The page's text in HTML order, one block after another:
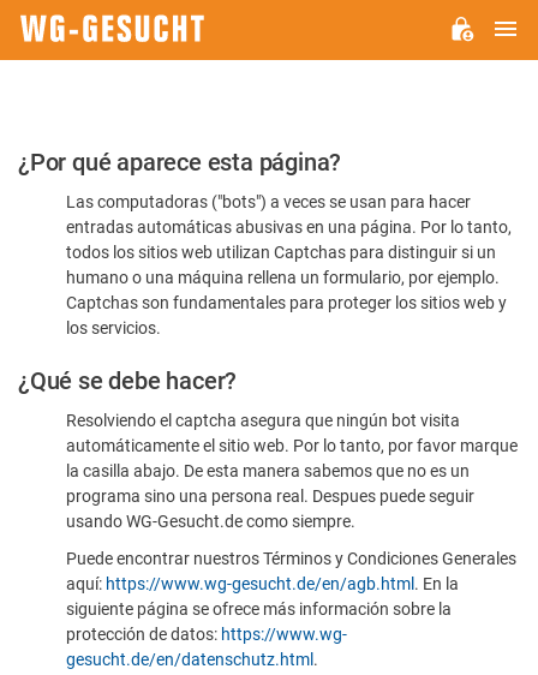
Por
favor,
confirme
humano
¿Por qué aparece esta página?
Las computadoras ("bots") a veces se usan para hacer
entradas automáticas abusivas en una página. Por lo tanto,
todos los sitios web utilizan Captchas para distinguir si un
humano o una máquina rellena un formulario, por ejemplo.
Captchas son fundamentales para proteger los sitios web y
los servicios.
¿Qué se debe hacer?
Resolviendo el captcha asegura que ningún bot visita
automáticamente el sitio web. Por lo tanto, por favor marque
la casilla abajo. De esta manera sabemos que no es un
programa sino una persona real. Despues puede seguir
usando WG-Gesucht.de como siempre.
Puede encontrar nuestros Términos y Condiciones Generales
aquí: https://www.wg-gesucht.de/en/agb.html . En la
siguiente página se ofrece más información sobre la
protección de datos: https://www.wg-
gesucht.de/en/datenschutz.html .